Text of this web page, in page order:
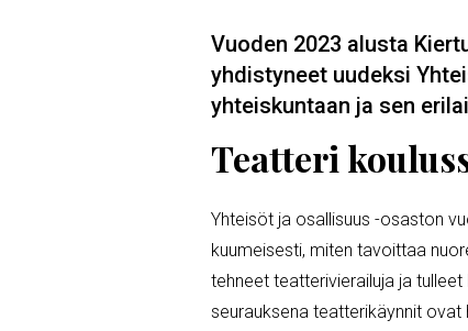
Vuoden 2023 alusta
yhdistyneet uudeksi
yhteiskuntaan ja sen
Teatteri
Yhteisöt ja osallisuus -osaston
kuumeisesti, miten tavoittaa
tehneet teatterivierailuja ja
seurauksena teatterikäynnit